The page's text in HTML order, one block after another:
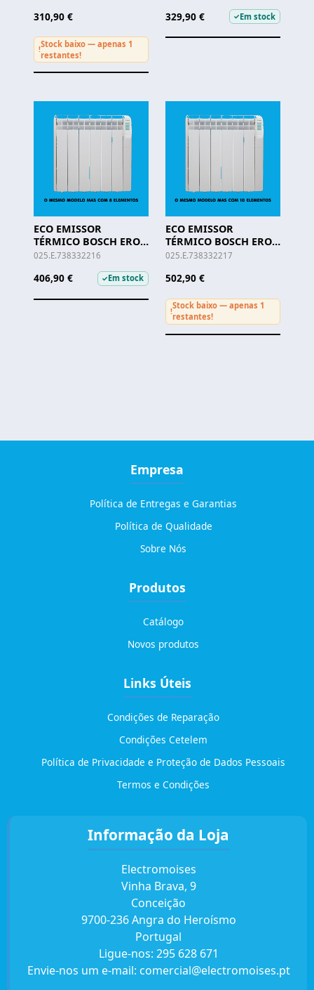
310,90 €
!
Stock baixo — apenas 1
restantes!
329,90 € ✓Em stock
ECO EMISSOR
TÉRMICO BOSCH ERO
6000 - 1500W
025.E.738332216
406,90 € ✓Em stock
ECO EMISSOR
TÉRMICO BOSCH ERO
6000 - 1800W
025.E.738332217
502,90 €
!
Stock baixo — apenas 1
restantes!
Empresa
Política de Entregas e Garantias
Política de Qualidade
Sobre Nós
Produtos
Catálogo
Novos produtos
Links Úteis
Condições de Reparação
Condições Cetelem
Política de Privacidade e Proteção de Dados Pessoais
Termos e Condições
Informação da Loja
Electromoises
Vinha Brava, 9
Conceição
9700-236 Angra do Heroísmo
Portugal
Ligue-nos: 295 628 671
Envie-nos um e-mail: comercial@electromoises.pt